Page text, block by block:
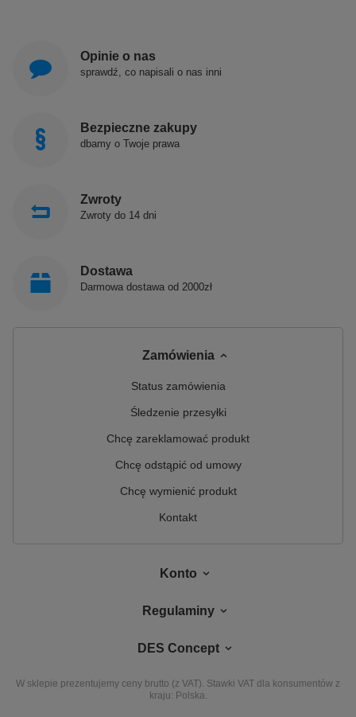
Opinie o nas
sprawdź, co napisali o nas inni
Bezpieczne zakupy
dbamy o Twoje prawa
Zwroty
Zwroty do 14 dni
Dostawa
Darmowa dostawa od 2000zł
Zamówienia
Status zamówienia
Śledzenie przesyłki
Chcę zareklamować produkt
Chcę odstąpić od umowy
Chcę wymienić produkt
Kontakt
Konto
Regulaminy
DES Concept
W sklepie prezentujemy ceny brutto (z VAT). Stawki VAT dla konsumentów z
kraju: Polska.